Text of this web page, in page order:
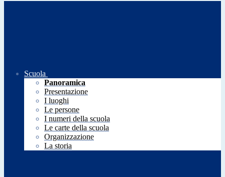
Scuola
Panoramica
Presentazione
I luoghi
Le persone
I numeri della scuola
Le carte della scuola
Organizzazione
La storia